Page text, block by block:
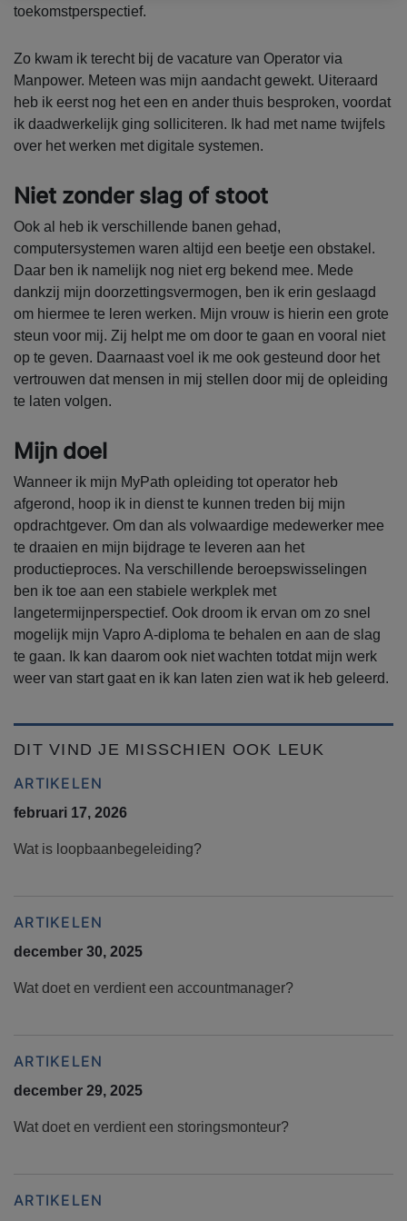
toekomstperspectief.
Zo kwam ik terecht bij de vacature van Operator via
Manpower. Meteen was mijn aandacht gewekt. Uiteraard
heb ik eerst nog het een en ander thuis besproken, voordat
ik daadwerkelijk ging solliciteren. Ik had met name twijfels
over het werken met digitale systemen.
Niet zonder slag of stoot
Ook al heb ik verschillende banen gehad,
computersystemen waren altijd een beetje een obstakel.
Daar ben ik namelijk nog niet erg bekend mee. Mede
dankzij mijn doorzettingsvermogen, ben ik erin geslaagd
om hiermee te leren werken. Mijn vrouw is hierin een grote
steun voor mij. Zij helpt me om door te gaan en vooral niet
op te geven. Daarnaast voel ik me ook gesteund door het
vertrouwen dat mensen in mij stellen door mij de opleiding
te laten volgen.
Mijn doel
Wanneer ik mijn MyPath opleiding tot operator heb
afgerond, hoop ik in dienst te kunnen treden bij mijn
opdrachtgever. Om dan als volwaardige medewerker mee
te draaien en mijn bijdrage te leveren aan het
productieproces. Na verschillende beroepswisselingen
ben ik toe aan een stabiele werkplek met
langetermijnperspectief. Ook droom ik ervan om zo snel
mogelijk mijn Vapro A-diploma te behalen en aan de slag
te gaan. Ik kan daarom ook niet wachten totdat mijn werk
weer van start gaat en ik kan laten zien wat ik heb geleerd.
DIT VIND JE MISSCHIEN OOK LEUK
ARTIKELEN
februari 17, 2026
Wat is loopbaanbegeleiding?
ARTIKELEN
december 30, 2025
Wat doet en verdient een accountmanager?
ARTIKELEN
december 29, 2025
Wat doet en verdient een storingsmonteur?
ARTIKELEN